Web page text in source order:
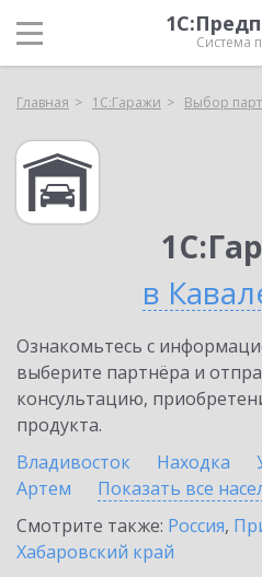
Система
Главная 1С:Гаражи Выбор
в
Ознакомьтесь с
выберите партнёра и
консультацию,
продукта.
Владивосток
Находка
Артем
Показать все
Смотрите также: Россия,
Хабаровский край